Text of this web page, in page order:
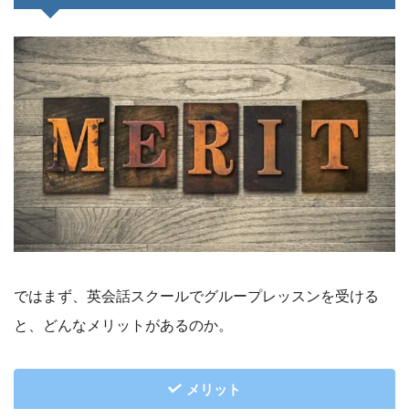
ではまず、英会話スクールでグループレッスンを受ける
と、どんなメリットがあるのか。
メリット